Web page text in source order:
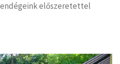
előszeretettel